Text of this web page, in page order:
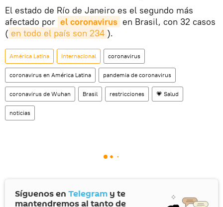
El estado de Río de Janeiro es el segundo más
afectado por el coronavirus en Brasil, con 32 casos
( en todo el país son 234 ).
América Latina Internacional coronavirus
coronavirus en América Latina pandemia de coronavirus
coronavirus de Wuhan Brasil restricciones 💗 Salud
noticias
Síguenos en Telegram y te
mantendremos al tanto de